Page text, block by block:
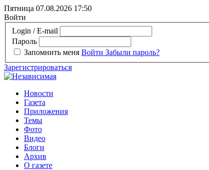
Пятница 07.08.2026 17:50
Войти
Login / E-mail
Пароль
Запомнить меня Войти Забыли пароль?
Зарегистрироваться
Новости
Газета
Приложения
Темы
Фото
Видео
Блоги
Архив
О газете